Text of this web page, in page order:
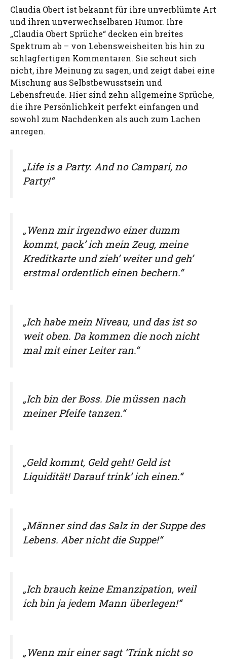
Claudia Obert ist bekannt für ihre unverblümte Art
und ihren unverwechselbaren Humor. Ihre
„Claudia Obert Sprüche“ decken ein breites
Spektrum ab – von Lebensweisheiten bis hin zu
schlagfertigen Kommentaren. Sie scheut sich
nicht, ihre Meinung zu sagen, und zeigt dabei eine
Mischung aus Selbstbewusstsein und
Lebensfreude. Hier sind zehn allgemeine Sprüche,
die ihre Persönlichkeit perfekt einfangen und
sowohl zum Nachdenken als auch zum Lachen
anregen.
„Life is a Party. And no Campari, no
Party!“
„Wenn mir irgendwo einer dumm
kommt, pack’ ich mein Zeug, meine
Kreditkarte und zieh’ weiter und geh’
erstmal ordentlich einen bechern.“
„Ich habe mein Niveau, und das ist so
weit oben. Da kommen die noch nicht
mal mit einer Leiter ran.“
„Ich bin der Boss. Die müssen nach
meiner Pfeife tanzen.“
„Geld kommt, Geld geht! Geld ist
Liquidität! Darauf trink’ ich einen.“
„Männer sind das Salz in der Suppe des
Lebens. Aber nicht die Suppe!“
„Ich brauch keine Emanzipation, weil
ich bin ja jedem Mann überlegen!“
„Wenn mir einer sagt ‘Trink nicht so